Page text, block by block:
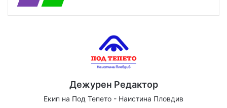
Дежурен Редактор
Екип на Под Тепето - Наистина Пловдив